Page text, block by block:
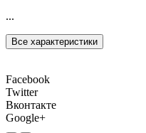
...
Все характеристики
Facebook
Twitter
Вконтакте
Google+